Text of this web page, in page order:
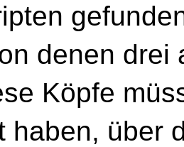
denen drei
Köpfe
haben, über